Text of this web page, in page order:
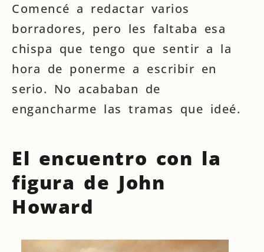
Comencé a redactar varios
borradores, pero les faltaba esa
chispa que tengo que sentir a la
hora de ponerme a escribir en
serio. No acababan de
engancharme las tramas que ideé.
El encuentro con la
figura de John
Howard